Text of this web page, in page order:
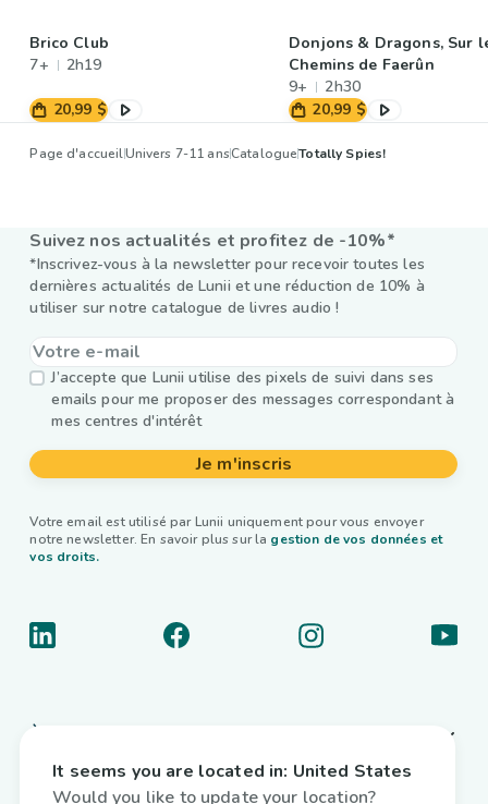
Brico Club
7+
2h19
20,99 $
Donjons & Dragons, Sur
Chemins de Faerûn
9+
2h30
20,99 $
Page d'accueilUnivers 7-11 ansCatalogueTotally Spies!
Suivez nos actualités et profitez de -10%*
*Inscrivez-vous à la newsletter pour recevoir toutes les
dernières actualités de Lunii et une réduction de 10% à
utiliser sur notre catalogue de livres audio !
J’accepte que Lunii utilise des pixels de suivi dans ses
emails pour me proposer des messages correspondant à
mes centres d'intérêt
Je m'inscris
Votre email est utilisé par Lunii uniquement pour vous envoyer
notre newsletter. En savoir plus sur la gestion de vos données et
vos droits.
Liens utiles
It seems you are located in: United States
Would you like to update your location?